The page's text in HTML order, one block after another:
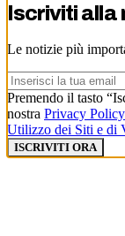
Iscriviti alla
Le notizie più
Premendo il tasto
nostra Privacy Policy
Utilizzo dei Siti e di
ISCRIVITI ORA